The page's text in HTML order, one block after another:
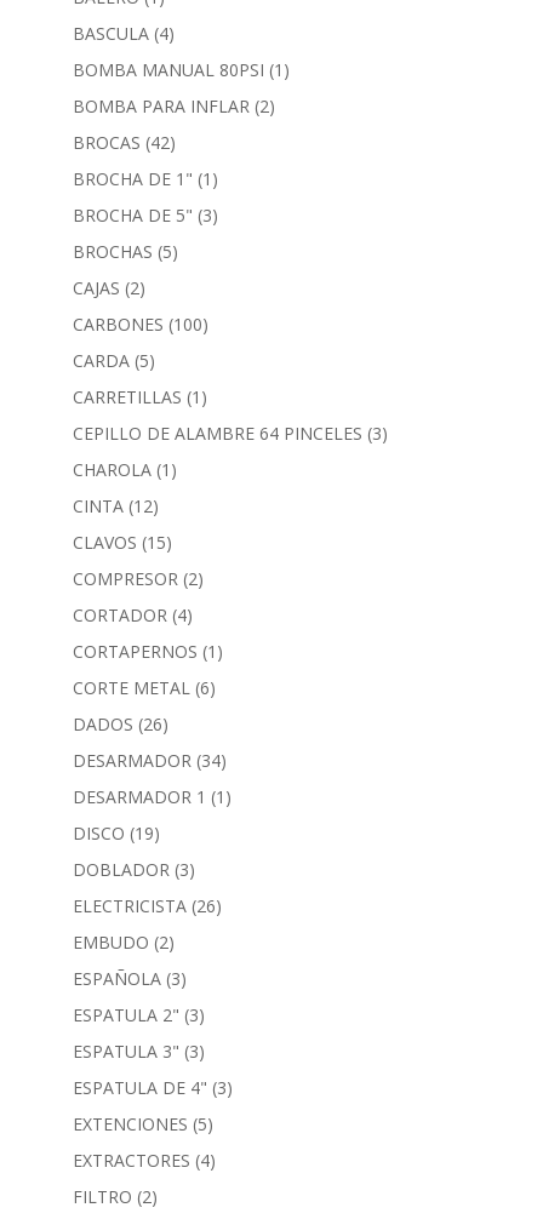
BASCULA (4)
BOMBA MANUAL 80PSI (1)
BOMBA PARA INFLAR (2)
BROCAS (42)
BROCHA DE 1" (1)
BROCHA DE 5" (3)
BROCHAS (5)
CAJAS (2)
CARBONES (100)
CARDA (5)
CARRETILLAS (1)
CEPILLO DE ALAMBRE 64 PINCELES (3)
CHAROLA (1)
CINTA (12)
CLAVOS (15)
COMPRESOR (2)
CORTADOR (4)
CORTAPERNOS (1)
CORTE METAL (6)
DADOS (26)
DESARMADOR (34)
DESARMADOR 1 (1)
DISCO (19)
DOBLADOR (3)
ELECTRICISTA (26)
EMBUDO (2)
ESPAÑOLA (3)
ESPATULA 2" (3)
ESPATULA 3" (3)
ESPATULA DE 4" (3)
EXTENCIONES (5)
EXTRACTORES (4)
FILTRO (2)